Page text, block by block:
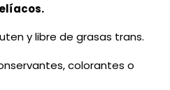
y libre de grasas trans.
colorantes o